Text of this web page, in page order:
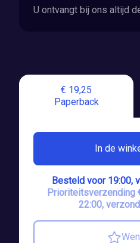
€ 19,25
Paperback
In de
Besteld voor 19:00,
Prioriteitsverzending
22:00,
U ontvangt bij ons altijd